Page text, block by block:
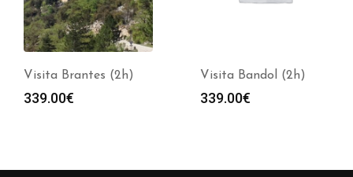
Visita Brantes (2h)
339.00€
Visita Bandol (2h)
339.00€